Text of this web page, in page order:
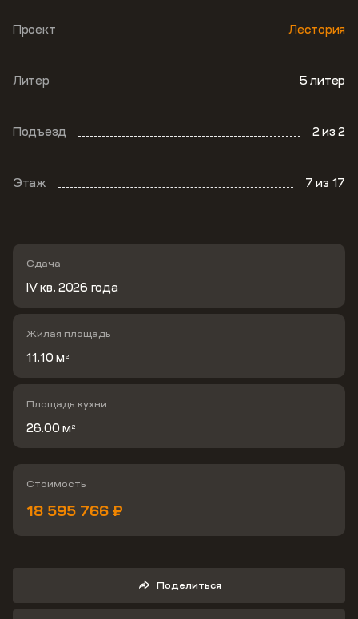
Проект Лестория
Литер 5 литер
Подъезд 2из 2
Этаж 7из 17
Сдача
IV кв. 2026 года
Жилая площадь
11.10 м 2
Площадь кухни
26.00 м 2
Стоимость
18 595 766 ₽
Поделиться